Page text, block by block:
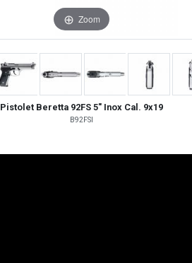
Zoom
Pistolet Beretta 92FS 5" Inox Cal. 9x19
B92FSI